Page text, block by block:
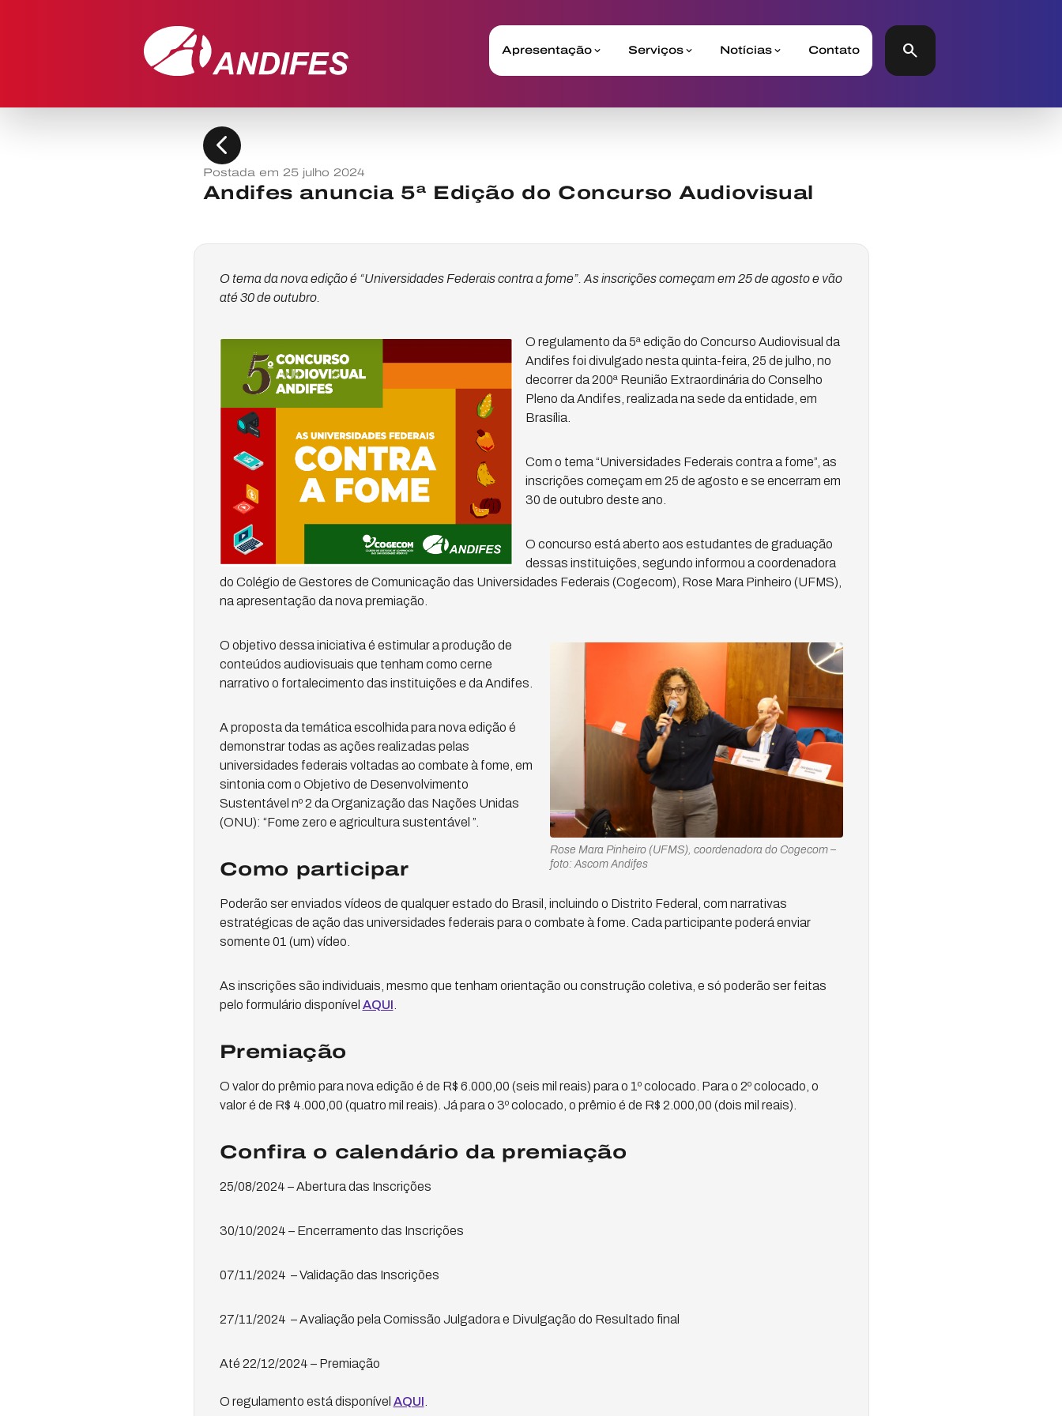
Apresentação Serviços Notícias Contato search
chevron_left
Postada em 25 julho 2024
Andifes anuncia 5ª Edição do Concurso Audiovisual
O tema da nova edição é “Universidades Federais contra a fome”. As inscrições começam em 25 de agosto e vão
até 30 de outubro.
O regulamento da 5ª edição do Concurso Audiovisual da
Andifes foi divulgado nesta quinta-feira, 25 de julho, no
decorrer da 200ª Reunião Extraordinária do Conselho
Pleno da Andifes, realizada na sede da entidade, em
Brasília.
Com o tema “Universidades Federais contra a fome”, as
inscrições começam em 25 de agosto e se encerram em
30 de outubro deste ano.
O concurso está aberto aos estudantes de graduação
dessas instituições, segundo informou a coordenadora
do Colégio de Gestores de Comunicação das Universidades Federais (Cogecom), Rose Mara Pinheiro (UFMS),
na apresentação da nova premiação.
Rose Mara Pinheiro (UFMS), coordenadora do Cogecom –
foto: Ascom Andifes
O objetivo dessa iniciativa é estimular a produção de
conteúdos audiovisuais que tenham como cerne
narrativo o fortalecimento das instituições e da Andifes.
A proposta da temática escolhida para nova edição é
demonstrar todas as ações realizadas pelas
universidades federais voltadas ao combate à fome, em
sintonia com o Objetivo de Desenvolvimento
Sustentável nº 2 da Organização das Nações Unidas
(ONU): “Fome zero e agricultura sustentável ”.
Como participar
Poderão ser enviados vídeos de qualquer estado do Brasil, incluindo o Distrito Federal, com narrativas
estratégicas de ação das universidades federais para o combate à fome. Cada participante poderá enviar
somente 01 (um) vídeo.
As inscrições são individuais, mesmo que tenham orientação ou construção coletiva, e só poderão ser feitas
pelo formulário disponível AQUI
Premiação
O valor do prêmio para nova edição é de R$ 6.000,00 (seis mil reais) para o 1º colocado. Para o 2º colocado, o
valor é de R$ 4.000,00 (quatro mil reais). Já para o 3º colocado, o prêmio é de R$ 2.000,00 (dois mil reais).
Confira o calendário da premiação
25/08/2024 – Abertura das Inscrições
30/10/2024 – Encerramento das Inscrições
07/11/2024 – Validação das Inscrições
27/11/2024 – Avaliação pela Comissão Julgadora e Divulgação do Resultado final
Até 22/12/2024 – Premiação
O regulamento está disponível AQUI